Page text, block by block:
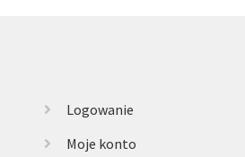
Logowanie
Moje konto